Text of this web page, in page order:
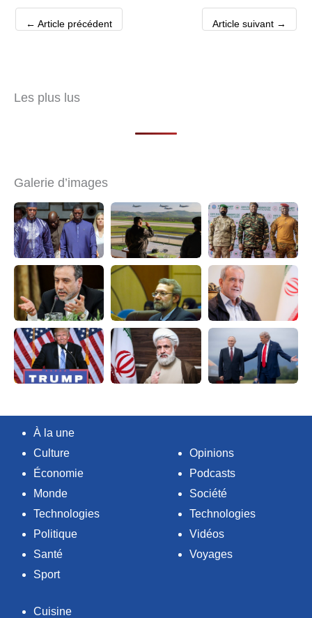
← Article précédent Article suivant →
Les plus lus
Galerie d’images
À la une
Culture
Économie
Monde
Technologies
Politique
Santé
Sport
Opinions
Podcasts
Société
Technologies
Vidéos
Voyages
Cuisine